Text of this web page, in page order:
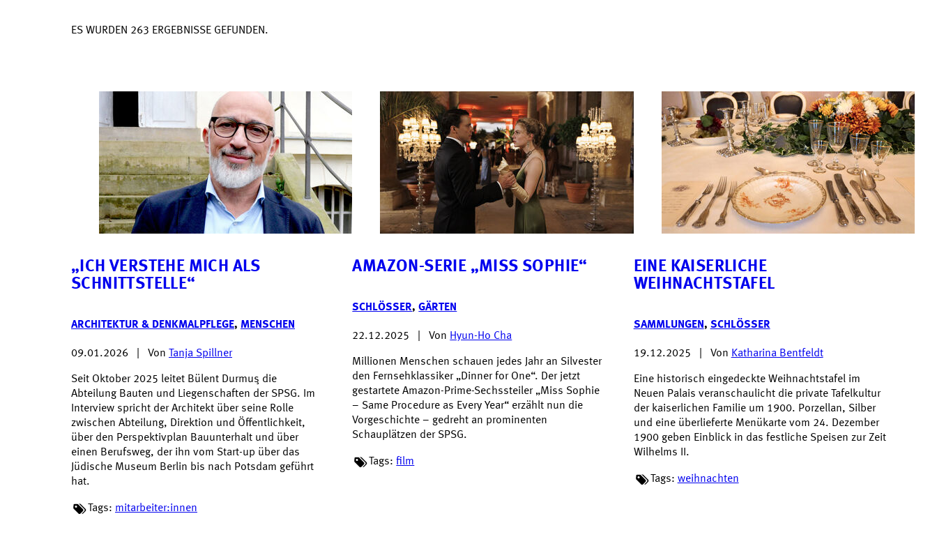
ES WURDEN 263 ERGEBNISSE GEFUNDEN.
„ICH VERSTEHE MICH ALS
SCHNITTSTELLE“
ARCHITEKTUR & DENKMALPFLEGE, MENSCHEN
09.01.2026 Von Tanja Spillner
Seit Oktober 2025 leitet Bülent Durmuş die
Abteilung Bauten und Liegenschaften der SPSG. Im
Interview spricht der Architekt über seine Rolle
zwischen Abteilung, Direktion und Öffentlichkeit,
über den Perspektivplan Bauunterhalt und über
einen Berufsweg, der ihn vom Start-up über das
Jüdische Museum Berlin bis nach Potsdam geführt
hat.
Tags: mitarbeiter:innen
AMAZON-SERIE „MISS SOPHIE“
SCHLÖSSER,GÄRTEN
22.12.2025 Von Hyun-Ho Cha
Millionen Menschen schauen jedes Jahr an Silvester
den Fernsehklassiker „Dinner for One“. Der jetzt
gestartete Amazon-Prime-Sechssteiler „Miss Sophie
– Same Procedure as Every Year“ erzählt nun die
Vorgeschichte – gedreht an prominenten
Schauplätzen der SPSG.
Tags: film
EINE KAISERLICHE
WEIHNACHTSTAFEL
SAMMLUNGEN, SCHLÖSSER
19.12.2025 Von Katharina Bentfeldt
Eine historisch eingedeckte Weihnachtstafel im
Neuen Palais veranschaulicht die private Tafelkultur
der kaiserlichen Familie um 1900. Porzellan, Silber
und eine überlieferte Menükarte vom 24. Dezember
1900 geben Einblick in das festliche Speisen zur Zeit
Wilhelms II.
Tags: weihnachten